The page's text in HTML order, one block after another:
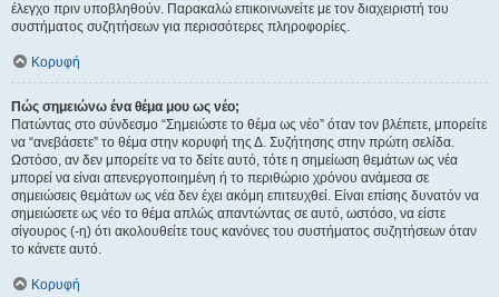
έλεγχο πριν υποβληθούν. Παρακαλώ επικοινωνείτε με τον διαχειριστή του
συστήματος συζητήσεων για περισσότερες πληροφορίες.
Κορυφή
Πώς σημειώνω ένα θέμα μου ως νέο;
Πατώντας στο σύνδεσμο “Σημειώστε το θέμα ως νέο” όταν τον βλέπετε, μπορείτε
να “ανεβάσετε” το θέμα στην κορυφή της Δ. Συζήτησης στην πρώτη σελίδα.
Ωστόσο, αν δεν μπορείτε να το δείτε αυτό, τότε η σημείωση θεμάτων ως νέα
μπορεί να είναι απενεργοποιημένη ή το περιθώριο χρόνου ανάμεσα σε
σημειώσεις θεμάτων ως νέα δεν έχει ακόμη επιτευχθεί. Είναι επίσης δυνατόν να
σημειώσετε ως νέο το θέμα απλώς απαντώντας σε αυτό, ωστόσο, να είστε
σίγουρος (-η) ότι ακολουθείτε τους κανόνες του συστήματος συζητήσεων όταν
το κάνετε αυτό.
Κορυφή